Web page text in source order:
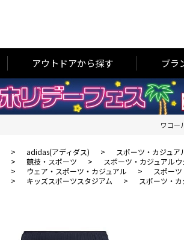
アウトドアから探す ブラ
ワコー
> adidas(アディダス) > スポーツ・カジュア
> 競技・スポーツ > スポーツ・カジュアルウ
> ウェア・スポーツ・カジュアル > スポー
> キッズスポーツスタジアム > スポーツ・